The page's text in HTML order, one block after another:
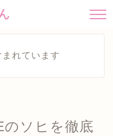
れています
ソヒを徹底